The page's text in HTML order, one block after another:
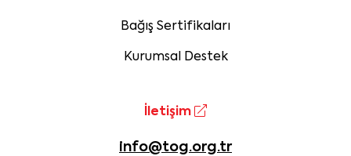
Bağış Sertifikaları
Kurumsal Destek
İletişim
info@tog.org.tr